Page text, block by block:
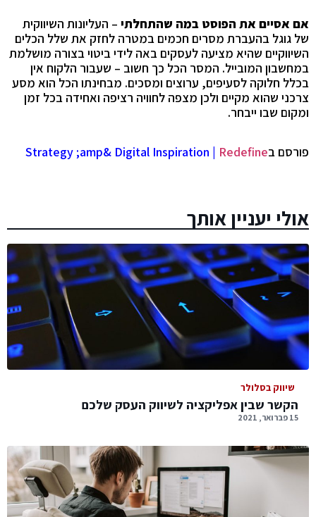
אם אסיים את הפוסט במה שהתחלתי – העליונות השיווקית
של גוגל בהעברת מסרים חכמים במטרה לחזק את שלל הכלים
השיווקיים שהיא מציעה לעסקים באה לידי ביטוי בצורה מושלמת
במחשבון המובייל. המסר הכל כך חשוב – שעבור הלקוח אין
בכלל חלוקה לסעיפים, ערוצים ומסכים. מבחינתו הכל הוא מסע
צרכני שהוא מקיים ולכן מצפה לחוויה רציפה ואחידה בכל זמן
ומקום שבו ייבחר.
פורסם בRedefine
|
Digital Inspiration
&amp;
Strategy
אולי יעניין אותך
שיווק בסלולר
הקשר שבין אפליקציה לשיווק העסק שלכם
15 פברואר, 2021